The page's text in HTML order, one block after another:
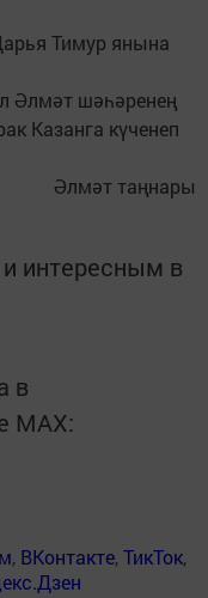
Тимур янына
Әлмәт шәһәренең
Казанга күченеп
Әлмәт таңнары
интересным в
в
MАХ:
, ВКонтакте,ТикТок,